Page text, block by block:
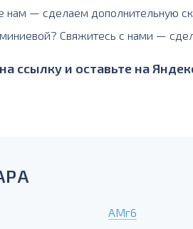
— сделаем дополнительную
Свяжитесь с нами —
и оставьте на
АМг6